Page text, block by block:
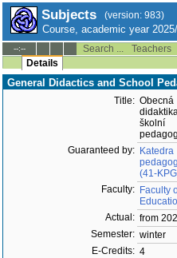
Subjects (version: 983)
Course, academic year
--:-- Search ... Teachers
Details
General Didactics and School
Title: Obecná
školní
Guaranteed by: Katedra
(41-
Faculty: Faculty
Actual: from
Semester: winter
E-Credits: 4